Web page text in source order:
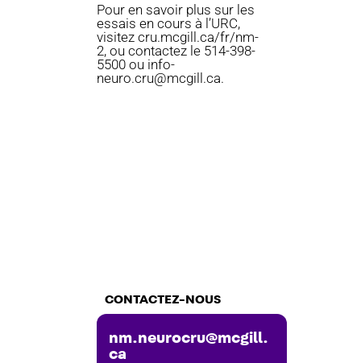
Pour en savoir plus sur les
essais en cours à l’URC,
visitez cru.mcgill.ca/fr/nm-
2, ou contactez le 514-398-
5500 ou info-
neuro.cru@mcgill.ca.
CONTACTEZ-NOUS
nm.neurocru@mcgill.
ca